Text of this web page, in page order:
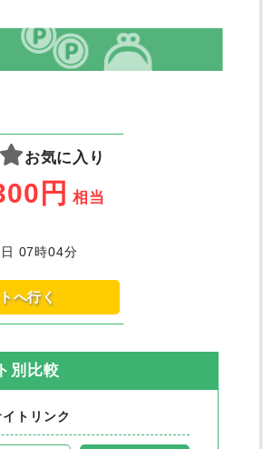
お気に入り
円 相当
07時04分
へ行く
別比較
イトリンク